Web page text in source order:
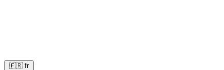
🇫🇷 fr